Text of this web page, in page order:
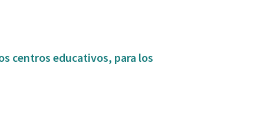
centros educativos, para los